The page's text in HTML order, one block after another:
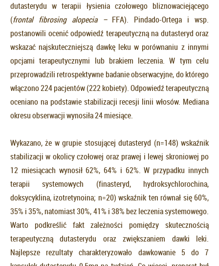
dutasterydu w terapii łysienia czołowego bliznowaciejącego
(frontal fibrosing alopecia –FFA). Pindado-Ortega i wsp.
postanowili ocenić odpowiedź terapeutyczną na dutasteryd oraz
wskazać najskuteczniejszą dawkę leku w porównaniu z innymi
opcjami terapeutycznymi lub brakiem leczenia. W tym celu
przeprowadzili retrospektywne badanie obserwacyjne, do którego
włączono 224 pacjentów (222 kobiety). Odpowiedź terapeutyczną
oceniano na podstawie stabilizacji recesji linii włosów. Mediana
okresu obserwacji wynosiła 24 miesiące.
Wykazano, że w grupie stosującej dutasteryd (n=148) wskaźnik
stabilizacji w okolicy czołowej oraz prawej i lewej skroniowej po
12 miesiącach wynosił 62%, 64% i 62%. W przypadku innych
terapii systemowych (finasteryd, hydroksychlorochina,
doksycyklina, izotretynoina; n=20) wskaźnik ten równał się 60%,
35% i 35%, natomiast 30%, 41% i 38% bez leczenia systemowego.
Warto podkreślić fakt zależności pomiędzy skutecznością
terapeutyczną dutasterydu oraz zwiększaniem dawki leki.
Najlepsze rezultaty charakteryzowało dawkowanie 5 do 7